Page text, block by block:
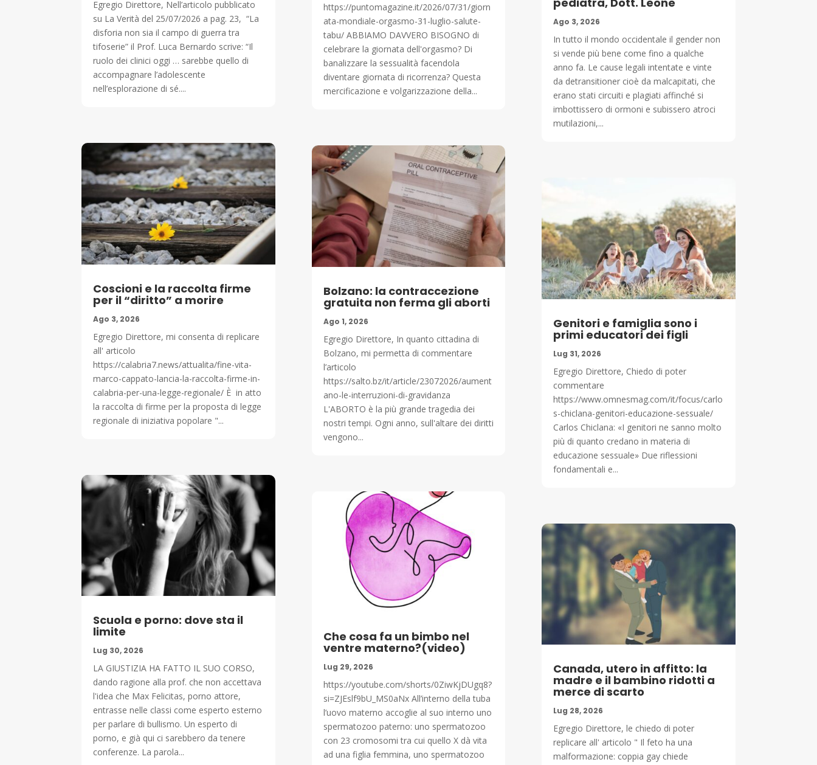
Egregio Direttore, Nell’articolo pubblicato
su La Verità del 25/07/2026 a pag. 23, “La
disforia non sia il campo di guerra tra
tifoserie” il Prof. Luca Bernardo scrive: “Il
ruolo dei clinici oggi … sarebbe quello di
accompagnare l’adolescente
nell’esplorazione di sé....
Coscioni e la raccolta firme
per il “diritto” a morire
Ago 3, 2026
Egregio Direttore, mi consenta di replicare
all' articolo
https://calabria7.news/attualita/fine-vita-
marco-cappato-lancia-la-raccolta-firme-in-
calabria-per-una-legge-regionale/ È in atto
la raccolta di firme per la proposta di legge
regionale di iniziativa popolare "...
Scuola e porno: dove sta il
limite
Lug 30, 2026
LA GIUSTIZIA HA FATTO IL SUO CORSO,
dando ragione alla prof. che non accettava
l'idea che Max Felicitas, porno attore,
entrasse nelle classi come esperto esterno
per parlare di bullismo. Un esperto di
porno, e già qui ci sarebbero da tenere
conferenze. La parola...
https://puntomagazine.it/2026/07/31/giorn
ata-mondiale-orgasmo-31-luglio-salute-
tabu/ ABBIAMO DAVVERO BISOGNO di
celebrare la giornata dell'orgasmo? Di
banalizzare la sessualità facendola
diventare giornata di ricorrenza? Questa
mercificazione e volgarizzazione della...
Bolzano: la contraccezione
gratuita non ferma gli aborti
Ago 1, 2026
Egregio Direttore, In quanto cittadina di
Bolzano, mi permetta di commentare
l’articolo
https://salto.bz/it/article/23072026/aument
ano-le-interruzioni-di-gravidanza
L'ABORTO è la più grande tragedia dei
nostri tempi. Ogni anno, sull'altare dei diritti
vengono...
Che cosa fa un bimbo nel
ventre materno?(video)
Lug 29, 2026
https://youtube.com/shorts/0ZiwKjDUgq8?
si=ZJEslf9bU_MS0aNx All’interno della tuba
l’uovo materno accoglie al suo interno uno
spermatozoo paterno: uno spermatozoo
con 23 cromosomi tra cui quello X dà vita
ad una figlia femmina, uno spermatozoo
Ago 3, 2026
In tutto il mondo occidentale il gender non
si vende più bene come fino a qualche
anno fa. Le cause legali intentate e vinte
da detransitioner cioè da malcapitati, che
erano stati circuiti e plagiati affinché si
imbottissero di ormoni e subissero atroci
mutilazioni,...
Genitori e famiglia sono i
primi educatori dei figli
Lug 31, 2026
Egregio Direttore, Chiedo di poter
commentare
https://www.omnesmag.com/it/focus/carlo
s-chiclana-genitori-educazione-sessuale/
Carlos Chiclana: «I genitori ne sanno molto
più di quanto credano in materia di
educazione sessuale» Due riflessioni
fondamentali e...
Canada, utero in affitto: la
madre e il bambino ridotti a
merce di scarto
Lug 28, 2026
Egregio Direttore, le chiedo di poter
replicare all' articolo " Il feto ha una
malformazione: coppia gay chiede